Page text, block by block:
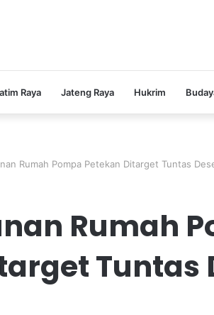
Raya Jateng Raya Hukrim
Rumah Pompa Petekan Ditarget Tuntas
Rumah
Tuntas